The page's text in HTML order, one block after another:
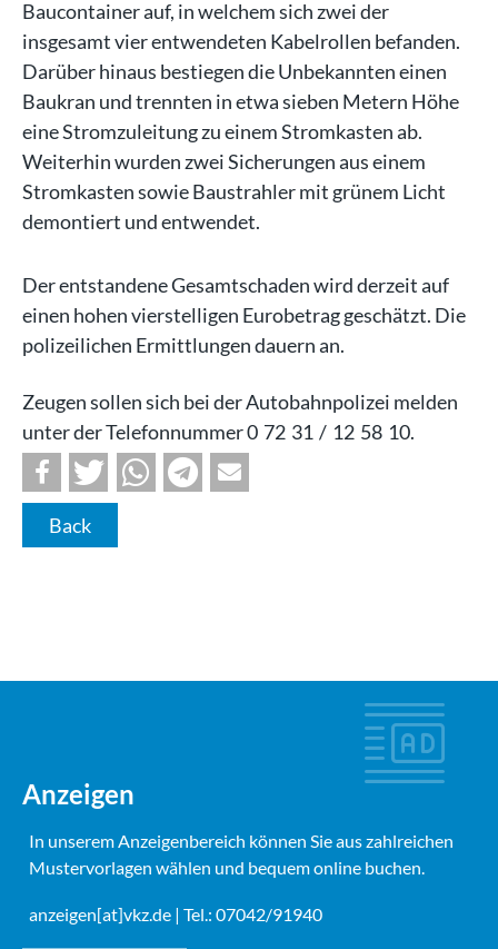
Baucontainer auf, in welchem sich zwei der
insgesamt vier entwendeten Kabelrollen befanden.
Darüber hinaus bestiegen die Unbekannten einen
Baukran und trennten in etwa sieben Metern Höhe
eine Stromzuleitung zu einem Stromkasten ab.
Weiterhin wurden zwei Sicherungen aus einem
Stromkasten sowie Baustrahler mit grünem Licht
demontiert und entwendet.
Der entstandene Gesamtschaden wird derzeit auf
einen hohen vierstelligen Eurobetrag geschätzt. Die
polizeilichen Ermittlungen dauern an.
Zeugen sollen sich bei der Autobahnpolizei melden
unter der Telefonnummer 0 72 31 / 12 58 10.
Back
Anzeigen
In unserem Anzeigenbereich können Sie aus zahlreichen
Mustervorlagen wählen und bequem online buchen.
anzeigen[at]vkz.de | Tel.: 07042/91940